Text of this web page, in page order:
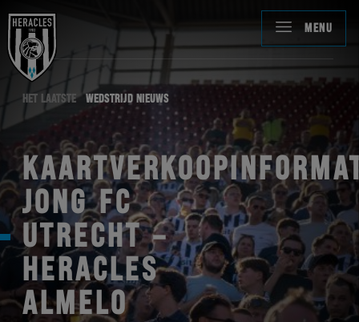
MENU
HET LAATSTE WEDSTRIJD NIEUWS
JONG FC
UTRECHT –
HERACLES
ALMELO